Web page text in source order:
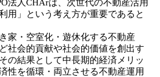
法人CHArは、次世代の不動産活用
用」という考え方が重要であると
家・空室化・遊休化する不動産
社会的貢献や社会的価値を創出す
の結果として中長期的経済メリッ
性を循環・両立させる不動産運用